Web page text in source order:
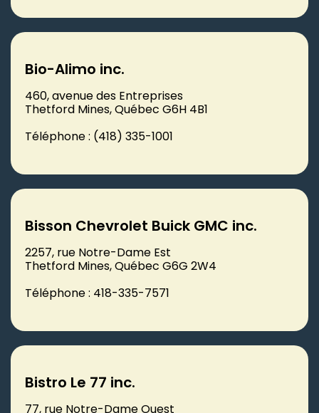
Bio-Alimo inc.
460, avenue des Entreprises
Thetford Mines, Québec G6H 4B1
Téléphone : (418) 335-1001
Bisson Chevrolet Buick GMC inc.
2257, rue Notre-Dame Est
Thetford Mines, Québec G6G 2W4
Téléphone : 418-335-7571
Bistro Le 77 inc.
77, rue Notre-Dame Ouest